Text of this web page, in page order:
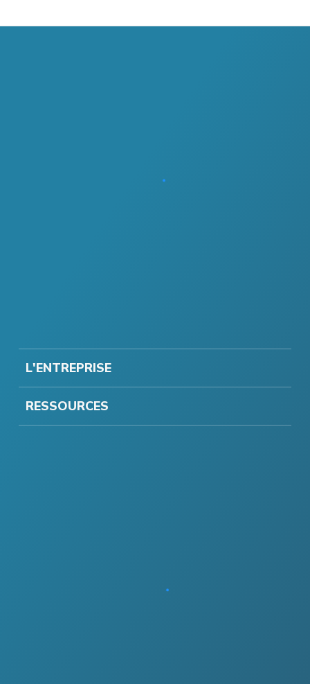
L'ENTREPRISE
RESSOURCES